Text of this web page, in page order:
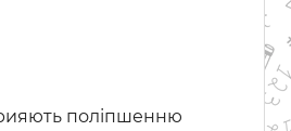
поліпшенню